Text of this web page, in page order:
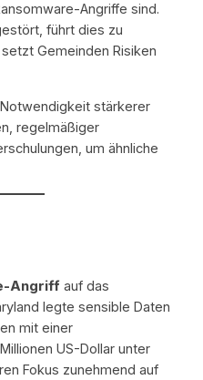
Angriffe sind.
führt dies zu
Gemeinden Risiken
stärkerer
regelmäßiger
um ähnliche
Angriff auf das
legte sensible Daten
mit einer
US-Dollar unter
Fokus zunehmend auf